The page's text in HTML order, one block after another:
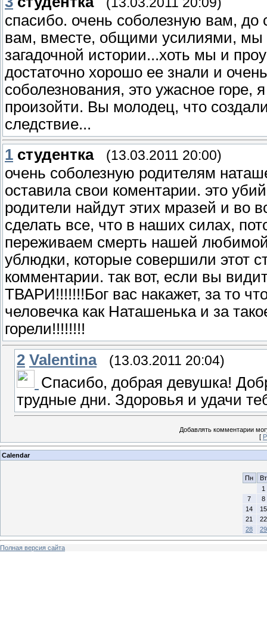
спасибо. очень соболезную вам,
вам, вместе, общими усилиями, мы
загадочной истории...хоть мы и
достаточно хорошо ее знали и
соболезнования, это ужасное горе,
произойти. Вы молодец, что
следствие...
1 студентка (13.03.2011 20:00)
очень соболезную родителям
оставила свои коментарии. это
родители найдут этих мразей и во
сделать все, что в наших силах,
переживаем смерть нашей
ублюдки, которые совершили этот
комментарии. так вот, если вы
ТВАРИ!!!!!!!Бог вас накажет, за то
человечка как Наташенька и за
горели!!!!!!!!
2 Valentina (13.03.2011 20:04)
Спасибо, добрая девушка!
трудные дни. Здоровья и удачи
Добавлять комментарии
[
Calendar
Пн
Вт
1
7
8
14
15
21
22
28
29
Полная версия сайта